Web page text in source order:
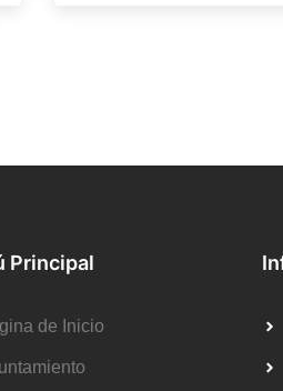
Principal
de Inicio